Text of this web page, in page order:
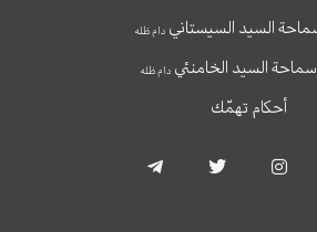
السيد السيستانيدام ظله
السيد الخامنئي دام ظله
أحكام تهمّك
s
i
l